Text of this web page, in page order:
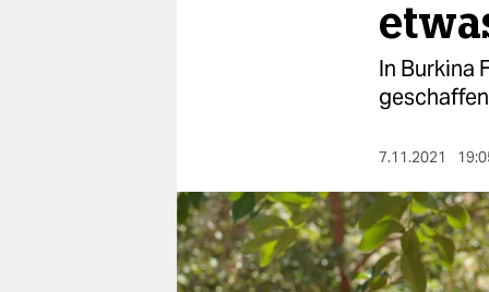
nord
wahrheit
In Burkina
7.11.2021